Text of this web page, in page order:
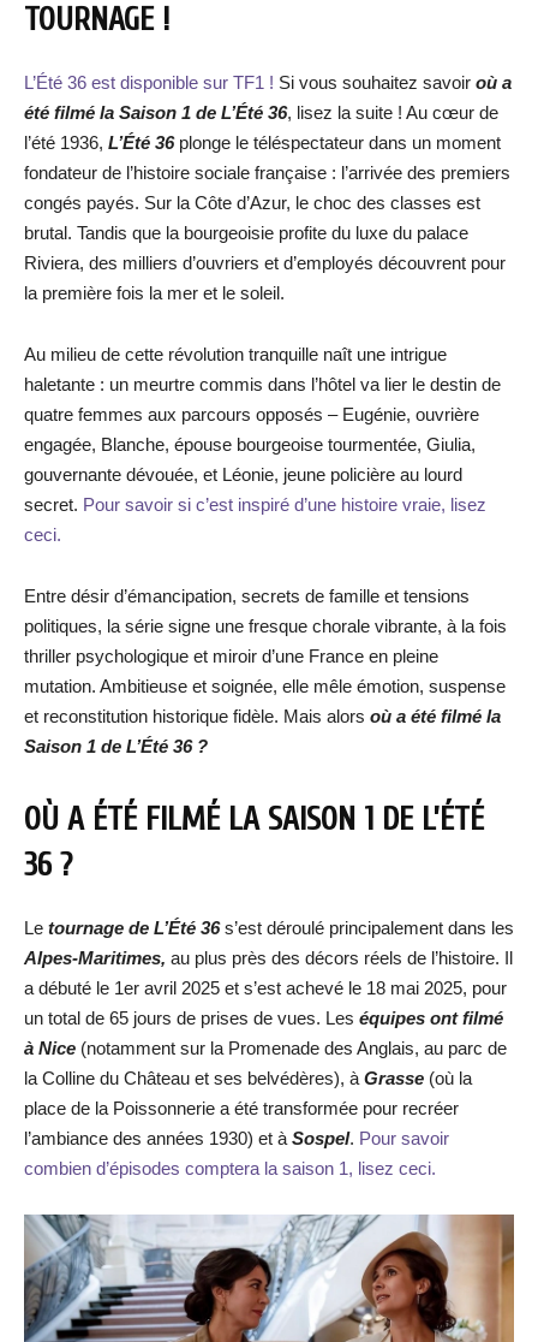
TOURNAGE !
L’Été 36 est disponible sur TF1 ! Si vous souhaitez savoir où a
été filmé la Saison 1 de L’Été 36, lisez la suite ! Au cœur de
l’été 1936, L’Été 36plonge le téléspectateur dans un moment
fondateur de l’histoire sociale française : l’arrivée des premiers
congés payés. Sur la Côte d’Azur, le choc des classes est
brutal. Tandis que la bourgeoisie profite du luxe du palace
Riviera, des milliers d’ouvriers et d’employés découvrent pour
la première fois la mer et le soleil.
Au milieu de cette révolution tranquille naît une intrigue
haletante : un meurtre commis dans l’hôtel va lier le destin de
quatre femmes aux parcours opposés – Eugénie, ouvrière
engagée, Blanche, épouse bourgeoise tourmentée, Giulia,
gouvernante dévouée, et Léonie, jeune policière au lourd
secret. Pour savoir si c’est inspiré d’une histoire vraie, lisez
ceci.
Entre désir d’émancipation, secrets de famille et tensions
politiques, la série signe une fresque chorale vibrante, à la fois
thriller psychologique et miroir d’une France en pleine
mutation. Ambitieuse et soignée, elle mêle émotion, suspense
et reconstitution historique fidèle. Mais alors où a été filmé la
Saison 1 de L’Été 36 ?
OÙ A ÉTÉ FILMÉ LA SAISON 1 DE L’ÉTÉ
36 ?
Le tournage de L’Été 36s’est déroulé principalement dans les
Alpes-Maritimes, au plus près des décors réels de l’histoire. Il
a débuté le 1er avril 2025 et s’est achevé le 18 mai 2025, pour
un total de 65 jours de prises de vues. Les équipes ont filmé
à Nice (notamment sur la Promenade des Anglais, au parc de
la Colline du Château et ses belvédères), à Grasse (où la
place de la Poissonnerie a été transformée pour recréer
l’ambiance des années 1930) et à Sospel. Pour savoir
combien d’épisodes comptera la saison 1, lisez ceci.